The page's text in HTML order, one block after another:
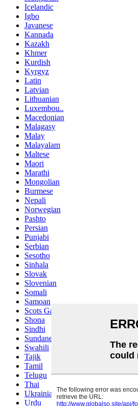
Icelandic
Igbo
Javanese
Kannada
Kazakh
Khmer
Kurdish
Kyrgyz
Latin
Latvian
Lithuanian
Luxembou..
Macedonian
Malagasy
Malay
Malayalam
Maltese
Maori
Marathi
Mongolian
Burmese
Nepali
Norwegian
Pashto
Persian
Punjabi
Serbian
Sesotho
Sinhala
Slovak
Slovenian
Somali
Samoan
Scots Gaelic
Shona
Sindhi
Sundanese
Swahili
Tajik
Tamil
Telugu
Thai
Ukrainian
Urdu